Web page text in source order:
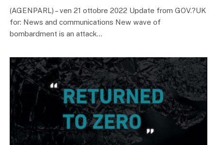
(AGENPARL) – ven 21 ottobre 2022 Update from GOV.?UK
for: News and communications New wave of
bombardment is an attack…